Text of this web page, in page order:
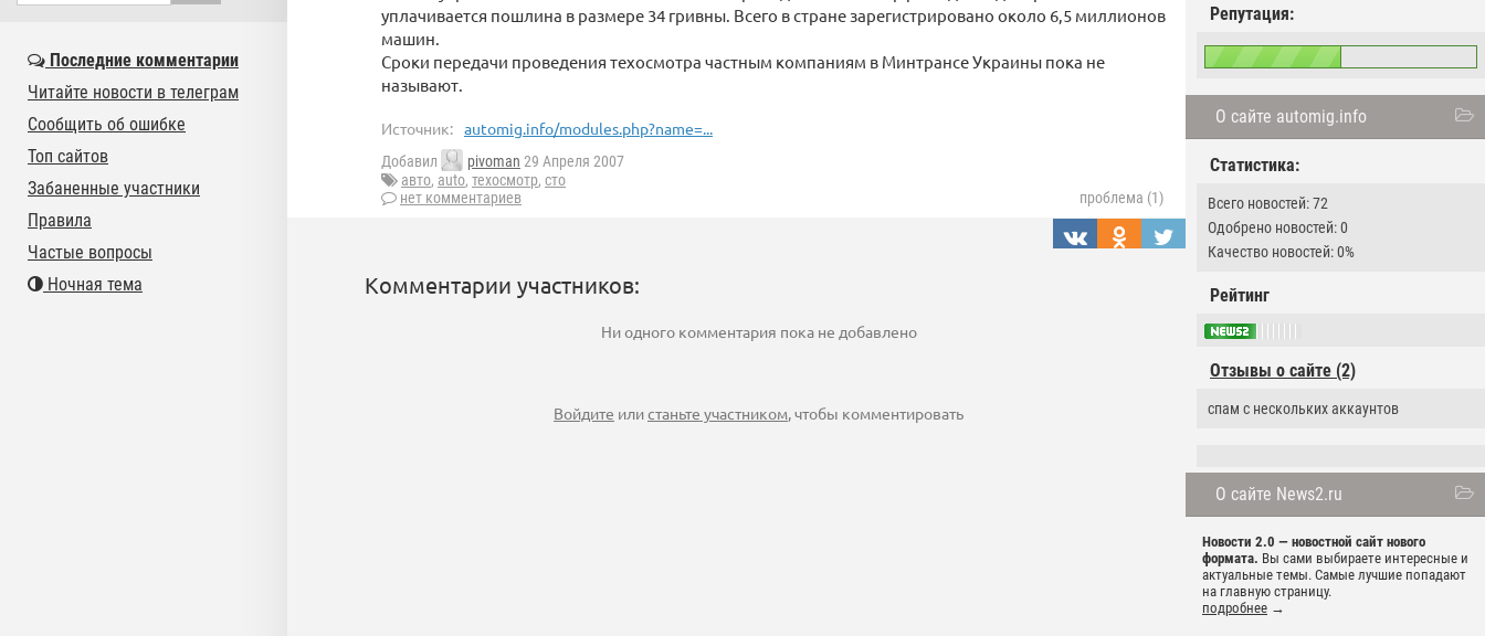
Репутация:
О сайте automig.info
Статистика:
Всего новостей: 72
Одобрено новостей: 0
Качество новостей: 0%
Рейтинг
Отзывы о сайте (2)
спам с нескольких аккаунтов
О сайте News2.ru
Новости 2.0 — новостной сайт нового
формата. Вы сами выбираете интересные и
актуальные темы. Самые лучшие попадают
на главную страницу.
подробнее →
уплачивается пошлина в размере 34 гривны. Всего в стране зарегистрировано около 6,5 миллионов
машин.
Сроки передачи проведения техосмотра частным компаниям в Минтрансе Украины пока не
называют.
Источник: automig.info/modules.php?name=...
Добавил pivoman 29 Апреля 2007
авто, auto, техосмотр, сто
нет комментариев
проблема (1)
Комментарии участников:
Ни одного комментария пока не добавлено
Войдите илистаньте участником, чтобы комментировать
Последние комментарии
Читайте новости в телеграм
Сообщить об ошибке
Топ сайтов
Забаненные участники
Правила
Частые вопросы
Ночная тема